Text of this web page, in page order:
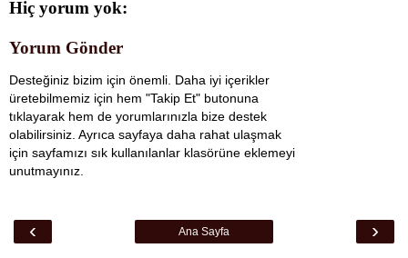
Hiç yorum yok:
Yorum Gönder
Desteğiniz bizim için önemli. Daha iyi içerikler
üretebilmemiz için hem "Takip Et" butonuna
tıklayarak hem de yorumlarınızla bize destek
olabilirsiniz. Ayrıca sayfaya daha rahat ulaşmak
için sayfamızı sık kullanılanlar klasörüne eklemeyi
unutmayınız.
‹ ›
Ana Sayfa